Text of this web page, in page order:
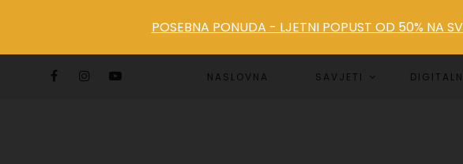
NASLOVNA SAVJETI
POSEBNA PONUDA - LJETNI POPUST OD 50% NA